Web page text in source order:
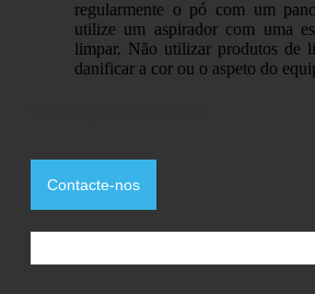
regularmente o pó com um
utilize um aspirador com uma
limpar. Não utilizar produtos de
danificar a cor ou o aspeto do
Contacte-nos